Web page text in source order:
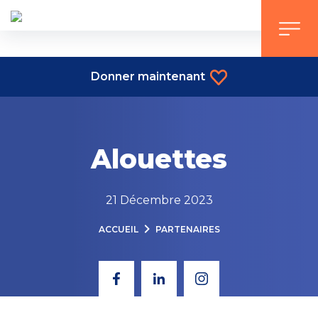
Skip
to
Donner maintenant
Alouettes
21 Décembre 2023
ACCUEIL PARTENAIRES